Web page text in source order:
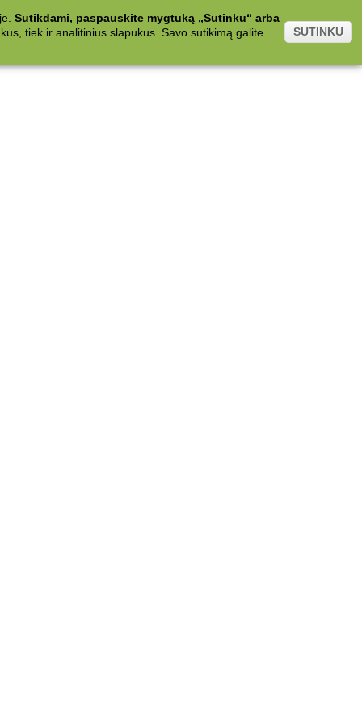
Sutikdami, paspauskite mygtuką „Sutinku“ arba
tiek ir analitinius slapukus. Savo sutikimą galite
SUTINKU